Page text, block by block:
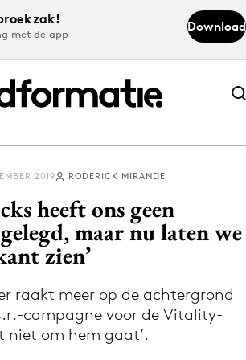
met de app
Download
Abonneer nu
Abonneer nu
Download de app
nieuws via de Adformatie
Nieuws app
2019 RODERICK MIRANDE
heeft ons geen
maar nu laten we
zien’
raakt meer op de achtergrond
campagne voor de Vitality-
niet om hem gaat’.